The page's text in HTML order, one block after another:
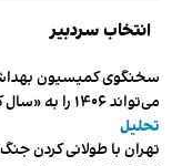
انتخاب سردبیر
سخنگوی کمیسیون
می‌تواند ۱۴۰۶ را به «سال کشتار بیماران» تبدیل کند
تحلیل
تهران با طولانی کردن